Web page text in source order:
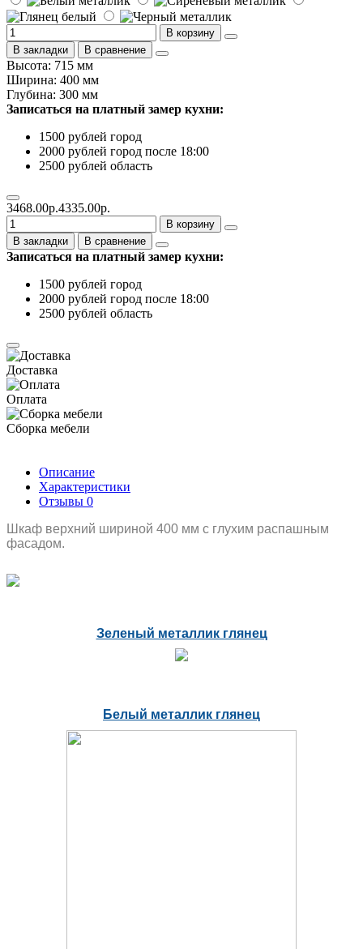
В корзину
В закладки
В сравнение
Высота: 715 мм
Ширина: 400 мм
Глубина: 300 мм
Записаться на платный замер кухни:
1500 рублей город
2000 рублей город после 18:00
2500 рублей область
3468.00р.4335.00р.
В корзину
В закладки
В сравнение
Записаться на платный замер кухни:
1500 рублей город
2000 рублей город после 18:00
2500 рублей область
Доставка
Оплата
Сборка мебели
Описание
Характеристики
Отзывы 0
Шкаф верхний шириной 400 мм с глухим распашным
фасадом.
Зеленый металлик глянец
Белый металлик глянец